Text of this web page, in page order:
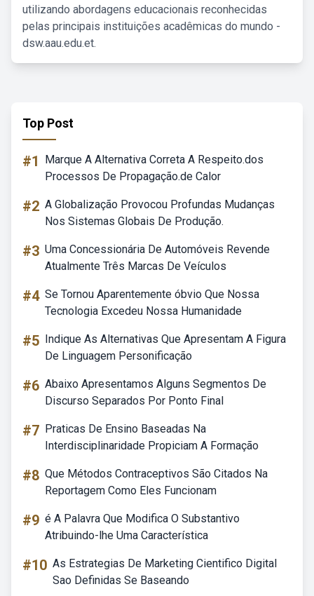
utilizando abordagens educacionais reconhecidas
pelas principais instituições acadêmicas do mundo -
dsw.aau.edu.et.
Top Post
#1
Marque A Alternativa Correta A Respeito.dos
Processos De Propagação.de Calor
#2 A Globalização Provocou Profundas Mudanças
Nos Sistemas Globais De Produção.
#3 Uma Concessionária De Automóveis Revende
Atualmente Três Marcas De Veículos
#4 Se Tornou Aparentemente óbvio Que Nossa
Tecnologia Excedeu Nossa Humanidade
#5 Indique As Alternativas Que Apresentam A Figura
De Linguagem Personificação
#6 Abaixo Apresentamos Alguns Segmentos De
Discurso Separados Por Ponto Final
#7 Praticas De Ensino Baseadas Na
Interdisciplinaridade Propiciam A Formação
#8 Que Métodos Contraceptivos São Citados Na
Reportagem Como Eles Funcionam
#9 é A Palavra Que Modifica O Substantivo
Atribuindo-lhe Uma Característica
#10 As Estrategias De Marketing Cientifico Digital
Sao Definidas Se Baseando